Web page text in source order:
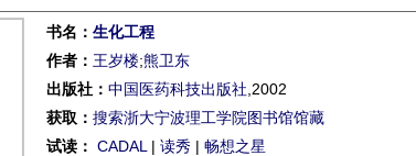
书名： 生化工程
作者： 王岁楼;熊卫东
出版社： 中国医药科技出版社 ,2002
获取： 搜索浙大宁波理工学院图书馆馆藏
试读： CADAL | 读秀 | 畅想之星